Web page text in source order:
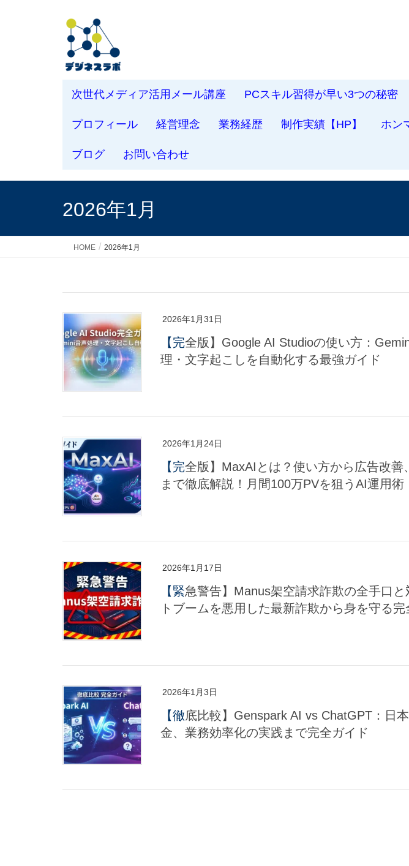
次世代メディア活用メール講座 PCスキル習得が早い3つの秘密
プロフィール 経営理念 業務経歴 制作実績【HP】 ホン
ブログ お問い合わせ
2026年1月
HOME 2026年1月
2026年1月31日
【完全版】Google AI Studioの使い方：Gemini 1.5/2.0で音声処
理・文字起こしを自動化する最強ガイド
2026年1月24日
【完全版】MaxAIとは？使い方から広告改善、ChatGPTとの比較
まで徹底解説！月間100万PVを狙うAI運用術
2026年1月17日
【緊急警告】Manus架空請求詐欺の全手口と対策：AIエージェン
トブームを悪用した最新詐欺から身を守る完
2026年1月3日
【徹底比較】Genspark AI vs ChatGPT：日本語での使い方から料
金、業務効率化の実践まで完全ガイド